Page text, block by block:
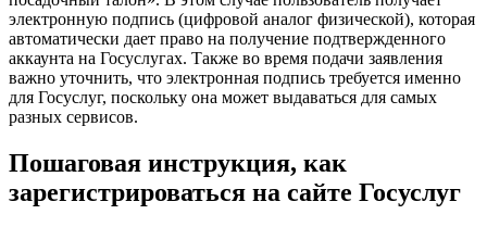
электронную подпись (цифровой аналог физической), которая
автоматически дает право на получение подтвержденного
аккаунта на Госуслугах. Также во время подачи заявления
важно уточнить, что электронная подпись требуется именно
для Госуслуг, поскольку она может выдаваться для самых
разных сервисов.
Пошаговая инструкция, как
зарегистрироваться на сайте Госуслуг